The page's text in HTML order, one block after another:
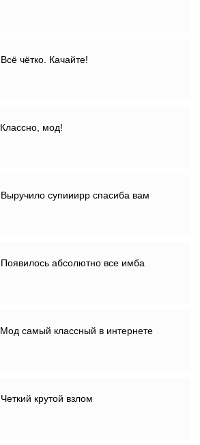
Всё чётко. Качайте!
Классно, мод!
Выручило супииирр спасиба вам
Появилось абсолютно все имба
Мод самый классный в интернете
Четкий крутой взлом